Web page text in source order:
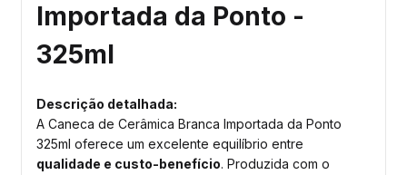
Importada da Ponto -
325ml
Descrição detalhada:
A Caneca de Cerâmica Branca Importada da Ponto
325ml oferece um excelente equilíbrio entre
qualidade e custo-benefício. Produzida com o